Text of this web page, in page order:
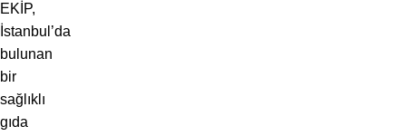
EKİP,
İstanbul’da
bulunan
bir
sağlıklı
gıda